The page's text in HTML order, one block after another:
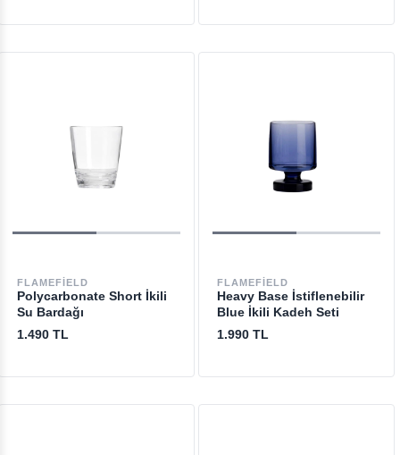
FLAMEFIELD
Polycarbonate Short İkili
Su Bardağı
1.490 TL
FLAMEFIELD
Heavy Base İstiflenebilir
Blue İkili Kadeh Seti
1.990 TL